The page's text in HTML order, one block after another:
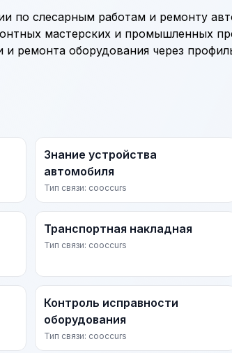
по слесарным работам и ремонту
мастерских и промышленных
и ремонта оборудования через
Знание устройства
автомобиля
Тип связи: cooccurs
Транспортная накладная
Тип связи: cooccurs
Контроль исправности
оборудования
Тип связи: cooccurs